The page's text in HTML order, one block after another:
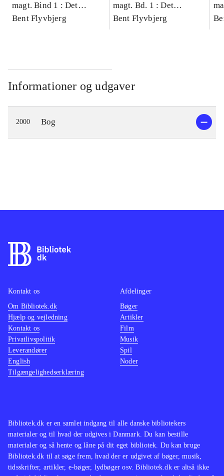
magt. Bind 1 : Det
konkretes videnskab
Bent Flyvbjerg
magt. Bd. 1 : Det
konkretes videnskab
Bent Flyvbjerg
Informationer og udgaver
2000 Bog
Bibliotek.dk er en samlet indgang til alle danske bibliotekers
materialer og til hvad der udgives i Danmark. Du kan bestille
materialer og så hente og låne på dit eget bibliotek. Du kan bruge
Bibliotek.dk til at søge frem, hvad der er udgivet af bøger, musik,
tidsskrifter, artikler, e-bøger, lydbøger osv. Bibliotek.dk er altså ikke
Kontakt os
Om Bibliotek.dk
Hjælp og vejledning
Kontakt os
Privatlivspolitik
Leverandører
English
Tilgængelighedserklæring
Afdelinger
Bøger
Artikler
Film
Musik
Spil
Noder